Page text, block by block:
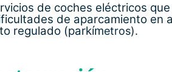
de coches eléctricos
de aparcamiento en
regulado (parkímetros).